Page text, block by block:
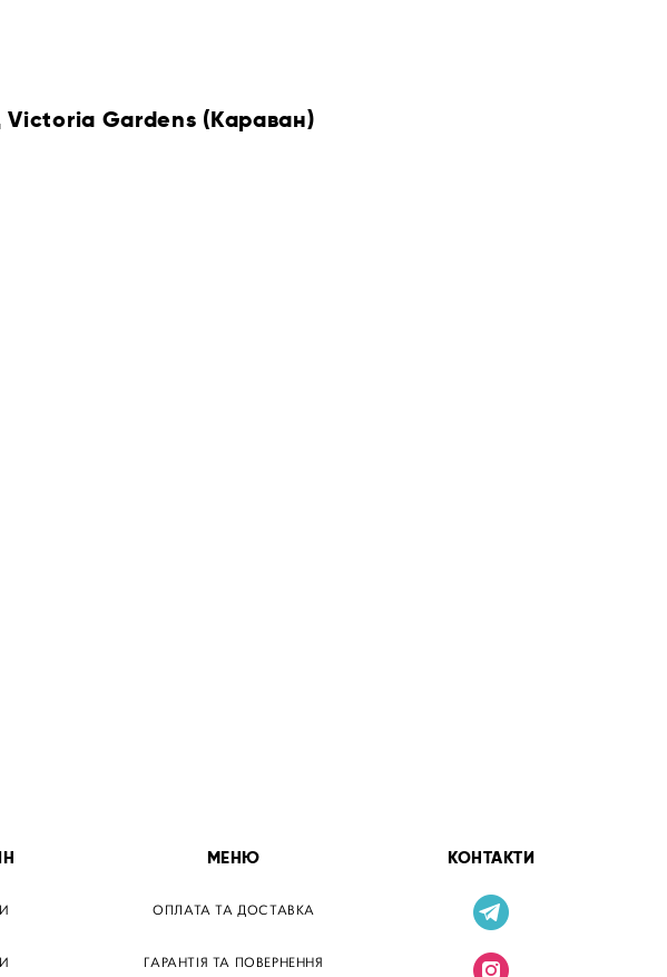
Gardens (Караван)
МЕНЮ
ОПЛАТА ТА ДОСТАВКА
ГАРАНТІЯ ТА ПОВЕРНЕННЯ
КОНТАКТИ